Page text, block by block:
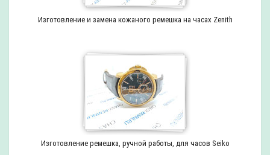
Изготовление и замена кожаного ремешка на часах Zenith
Изготовление ремешка, ручной работы, для часов Seiko